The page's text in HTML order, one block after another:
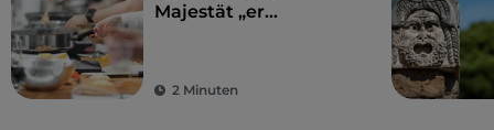
Majestät „er
IGP2 Minuten